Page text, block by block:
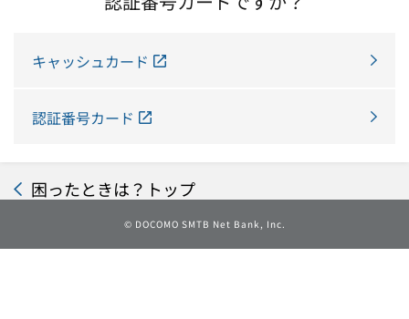
キャッシュカード
認証番号カード
困ったときは？トップ
© DOCOMO SMTB Net Bank, Inc.